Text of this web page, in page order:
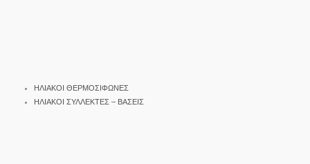
ΗΛΙΑΚΟΙ ΘΕΡΜΟΣΙΦΩΝΕΣ
ΗΛΙΑΚΟΙ ΣΥΛΛΕΚΤΕΣ – ΒΑΣΕΙΣ